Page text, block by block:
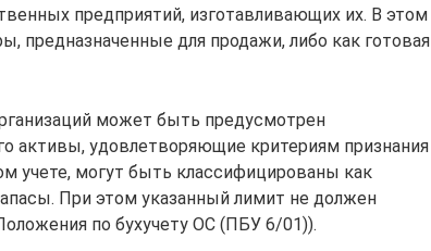
предприятий, изготавливающих их. В этом
предназначенные для продажи, либо как готовая
может быть предусмотрен
активы, удовлетворяющие критериям признания
учете, могут быть классифицированы как
При этом указанный лимит не должен
по бухучету ОС (ПБУ 6/01)).